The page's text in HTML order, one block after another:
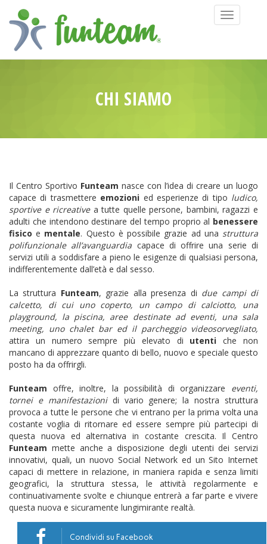
Toggle
navigation
CHI SIAMO
Il Centro Sportivo Funteam nasce con l’idea di creare un luogo
capace di trasmettere emozioni ed esperienze di tipo ludico,
sportive e ricreativea tutte quelle persone, bambini, ragazzi e
adulti che intendono destinare del tempo proprio al benessere
fisico e mentale. Questo è possibile grazie ad una struttura
polifunzionale all’avanguardia capace di offrire una serie di
servizi utili a soddisfare a pieno le esigenze di qualsiasi persona,
indifferentemente dall’età e dal sesso.
La struttura Funteam, grazie alla presenza di due campi di
calcetto, di cui uno coperto, un campo di calciotto, una
playground, la piscina, aree destinate ad eventi, una sala
meeting, uno chalet bar ed il parcheggio videosorvegliato,
attira un numero sempre più elevato di utenti che non
mancano di apprezzare quanto di bello, nuovo e speciale questo
posto ha da offrirgli.
Funteam offre, inoltre, la possibilità di organizzare eventi,
tornei e manifestazionidi vario genere; la nostra struttura
provoca a tutte le persone che vi entrano per la prima volta una
costante voglia di ritornare ed essere sempre più partecipi di
questa nuova ed alternativa in costante crescita. Il Centro
Funteam mette anche a disposizione degli utenti dei servizi
innovativi, quali, un nuovo Social Network ed un Sito Internet
capaci di mettere in relazione, in maniera rapida e senza limiti
geografici, la struttura stessa, le attività regolarmente e
continuativamente svolte e chiunque entrerà a far parte e vivere
questa nuova e sicuramente lungimirante realtà.
Condividi su Facebook